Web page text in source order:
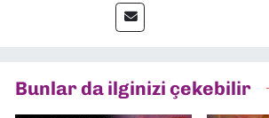
muhabir, editör, müdür
müdürü olarak görev
Gazetesi'nde editörlük
Bunlar da ilginizi çekebilir